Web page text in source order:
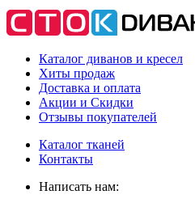
Каталог диванов и кресел
Хиты продаж
Доставка и оплата
Акции и Скидки
Отзывы покупателей
Каталог тканей
Контакты
Написать нам: